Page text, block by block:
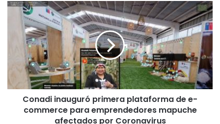
a
b
C
a
Conadi inauguró primera plataforma de e-
commerce para emprendedores mapuche
afectados por Coronavirus